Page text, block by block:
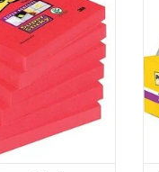
AAN